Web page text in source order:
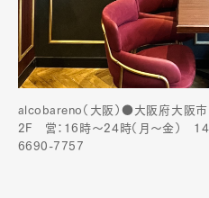
alcobareno（大阪）●大阪府大阪
2F 営：16時～24時（月〜金） 14
6690-7757